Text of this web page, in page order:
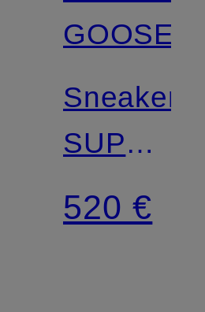
GOOSE
Sneaker
SUPER-
STAR
520 €